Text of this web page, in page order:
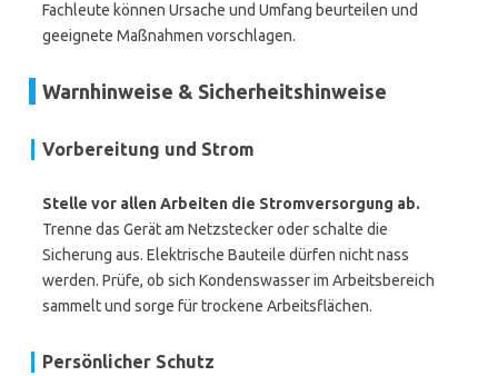
Fachleute können Ursache und Umfang beurteilen und
geeignete Maßnahmen vorschlagen.
Warnhinweise & Sicherheitshinweise
Vorbereitung und Strom
Stelle vor allen Arbeiten die Stromversorgung ab.
Trenne das Gerät am Netzstecker oder schalte die
Sicherung aus. Elektrische Bauteile dürfen nicht nass
werden. Prüfe, ob sich Kondenswasser im Arbeitsbereich
sammelt und sorge für trockene Arbeitsflächen.
Persönlicher Schutz